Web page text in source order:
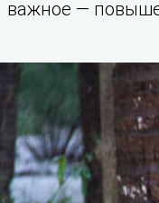
важное —